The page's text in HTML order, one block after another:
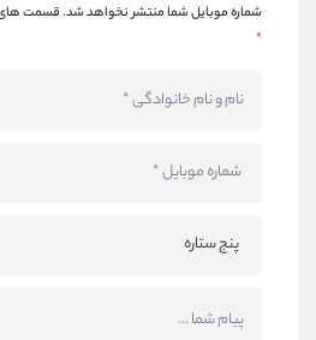
شماره موبایل شما منتشر نخواهد شد.قسمت های
*